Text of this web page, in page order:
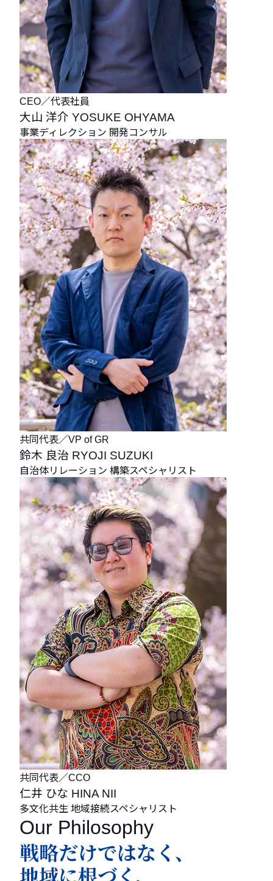
CEO／代表社員
大山 洋介 YOSUKE OHYAMA
事業ディレクション 開発コンサル
共同代表／VP of GR
鈴木 良治 RYOJI SUZUKI
自治体リレーション 構築スペシャリスト
共同代表／CCO
仁井 ひな HINA NII
多文化共生 地域接続スペシャリスト
Our Philosophy
戦略だけではなく、
地域に根づく、